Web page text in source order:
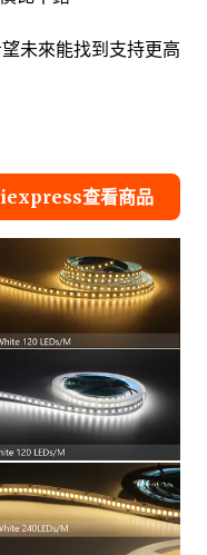
未來能找到支持更高
查看商品